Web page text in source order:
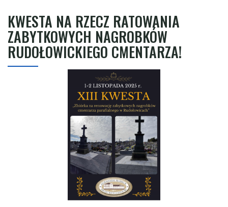
KWESTA NA RZECZ RATOWANIA
ZABYTKOWYCH NAGROBKÓW
RUDOŁOWICKIEGO CMENTARZA!